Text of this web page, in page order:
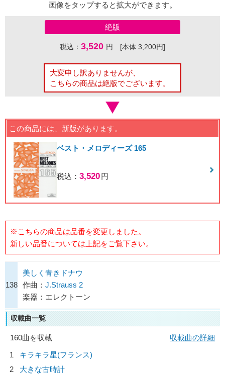
画像をタップすると拡大ができます。
絶版
税込： 3,520 円 [本体 3,200円]
大変申し訳ありませんが、
こちらの商品は絶版でございます。
この商品には、新版があります。
ベスト・メロディーズ 165
税込： 3,520円
※こちらの商品は品番を変更しました。
新しい品番については上記をご覧下さい。
138
美しく青きドナウ
作曲： J.Strauss 2
楽器：エレクトーン
収載曲一覧
160曲を収載
収載曲の詳細
1
キラキラ星(フランス)
2
大きな古時計